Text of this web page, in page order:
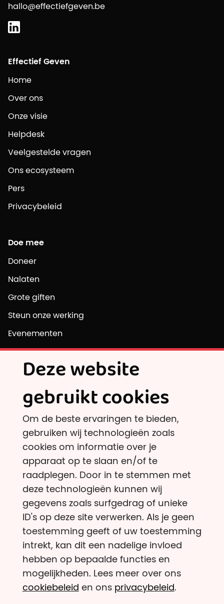
Deze website
gebruikt cookies
Om de beste ervaringen te bieden,
gebruiken wij technologieën zoals
cookies om informatie over je
apparaat op te slaan en/of te
raadplegen. Door in te stemmen met
deze technologieën kunnen wij
gegevens zoals surfgedrag of unieke
ID's op deze site verwerken. Als je geen
toestemming geeft of uw toestemming
intrekt, kan dit een nadelige invloed
hebben op bepaalde functies en
mogelijkheden. Lees meer over ons
cookiebeleid en ons privacybeleid.
hallo@effectiefgeven.be
Effectief Geven
Home
Over ons
Onze visie
Helpdesk
Veelgestelde vragen
Ons ecosysteem
Pers
Privacybeleid
Doe mee
Doneer
Nalaten
Grote giften
Steun onze werking
Evenementen
Vrijwilligersvacatures
Onafhankelijke onderzoeksinstellingen
En andere goede doelen dan?
Belastingvoordeel
Armoede & gezondheid
Klimaat
Dierenwelzijn & eiwittransitie
Onze criteria
Nieuws
Blog
Ondernemingsnummer: 1011408112 - IBAN: BE25 8939